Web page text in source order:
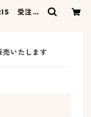
受注販
いたします